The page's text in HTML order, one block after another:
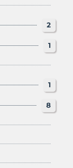
2
1
1
8